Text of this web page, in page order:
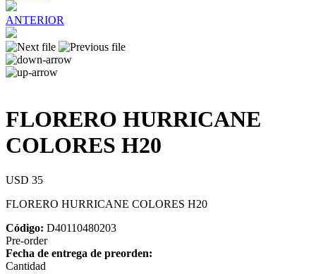
ANTERIOR
FLORERO HURRICANE
COLORES H20
USD 35
FLORERO HURRICANE COLORES H20
Código: D40110480203
Pre-order
Fecha de entrega de preorden:
Cantidad